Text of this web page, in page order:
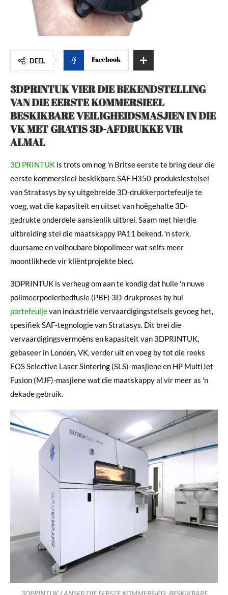
DEEL Facebook
3DPRINTUK VIER DIE BEKENDSTELLING
VAN DIE EERSTE KOMMERSIEEL
BESKIKBARE VEILIGHEIDSMASJIEN IN DIE
VK MET GRATIS 3D-AFDRUKKE VIR
ALMAL
3D PRINTUK is trots om nog 'n Britse eerste te bring deur die
eerste kommersieel beskikbare SAF H350-produksiestelsel
van Stratasys by sy uitgebreide 3D-drukkerportefeulje te
voeg, wat die kapasiteit en uitset van hoëgehalte 3D-
gedrukte onderdele aansienlik uitbrei. Saam met hierdie
uitbreiding stel die maatskappy PA11 bekend, 'n sterk,
duursame en volhoubare biopolimeer wat selfs meer
moontlikhede vir kliëntprojekte bied.
3DPRINTUK is verheug om aan te kondig dat hulle 'n nuwe
polimeerpoeierbedfusie (PBF) 3D-drukproses by hul
portefeuljevan industriële vervaardigingstelsels gevoeg het,
spesifiek SAF-tegnologie van Stratasys. Dit brei die
vervaardigingsvermoëns en kapasiteit van 3DPRINTUK,
gebaseer in Londen, VK, verder uit en voeg by tot die reeks
EOS Selective Laser Sintering (SLS)-masjiene en HP MultiJet
Fusion (MJF)-masjiene wat die maatskappy al vir meer as 'n
dekade gebruik.